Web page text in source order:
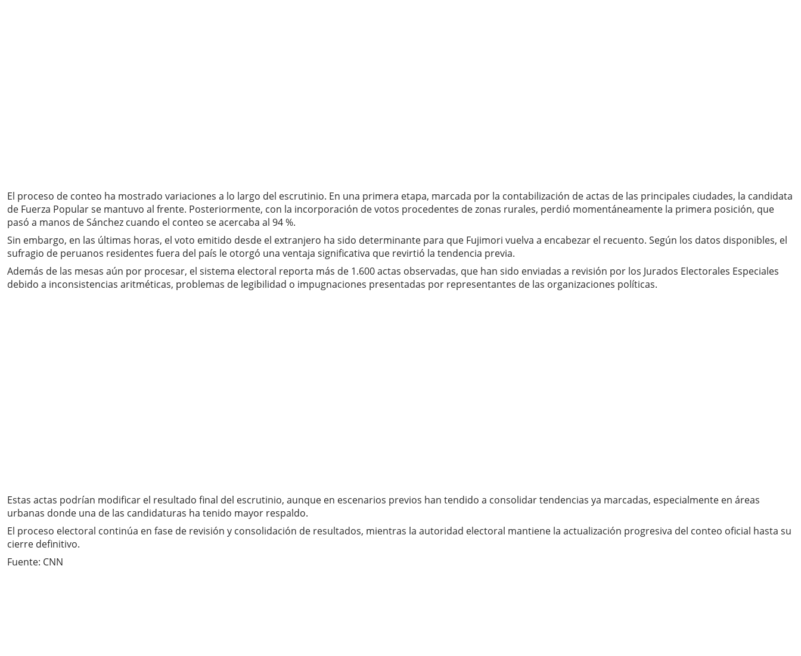
El proceso de conteo ha mostrado variaciones a lo largo del escrutinio. En una primera etapa, marcada por la contabilización de actas de las principales ciudades, la candidata
de Fuerza Popular se mantuvo al frente. Posteriormente, con la incorporación de votos procedentes de zonas rurales, perdió momentáneamente la primera posición, que
pasó a manos de Sánchez cuando el conteo se acercaba al 94 %.
Sin embargo, en las últimas horas, el voto emitido desde el extranjero ha sido determinante para que Fujimori vuelva a encabezar el recuento. Según los datos disponibles, el
sufragio de peruanos residentes fuera del país le otorgó una ventaja significativa que revirtió la tendencia previa.
Además de las mesas aún por procesar, el sistema electoral reporta más de 1.600 actas observadas, que han sido enviadas a revisión por los Jurados Electorales Especiales
debido a inconsistencias aritméticas, problemas de legibilidad o impugnaciones presentadas por representantes de las organizaciones políticas.
Estas actas podrían modificar el resultado final del escrutinio, aunque en escenarios previos han tendido a consolidar tendencias ya marcadas, especialmente en áreas
urbanas donde una de las candidaturas ha tenido mayor respaldo.
El proceso electoral continúa en fase de revisión y consolidación de resultados, mientras la autoridad electoral mantiene la actualización progresiva del conteo oficial hasta su
cierre definitivo.
Fuente: CNN